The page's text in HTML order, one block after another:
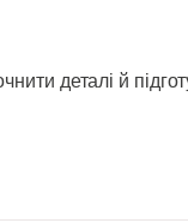
деталі й